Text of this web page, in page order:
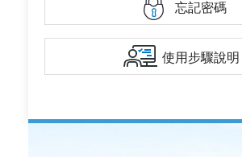
忘記密碼
使用步驟說明